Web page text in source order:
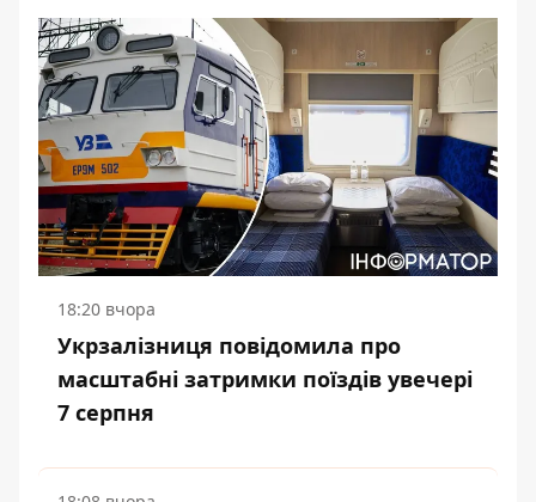
18:20 вчора
Укрзалізниця повідомила про
масштабні затримки поїздів увечері
7 серпня